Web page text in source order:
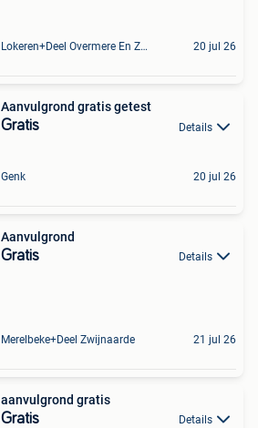
Lokeren+Deel Overmere En Zele 20 jul 26
Aanvulgrond gratis getest
Gratis Details
Genk 20 jul 26
Aanvulgrond
Gratis Details
Merelbeke+Deel Zwijnaarde 21 jul 26
aanvulgrond gratis
Gratis Details